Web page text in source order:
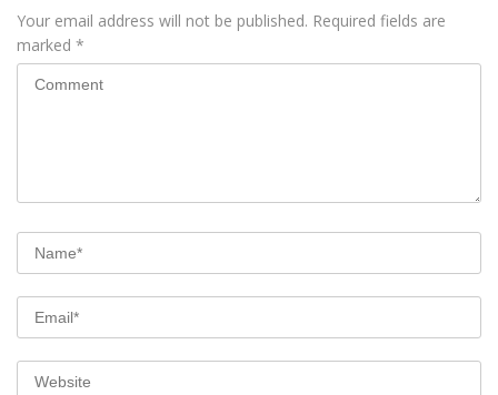
Your email address will not be published. Required fields are
marked *